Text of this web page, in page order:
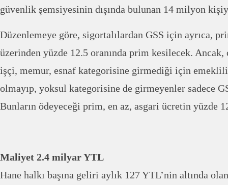
güvenlik şemsiyesinin dışında bulunan 14 milyon
Düzenlemeye göre, sigortalılardan GSS için ayrıca,
üzerinden yüzde 12.5 oranında prim kesilecek.
işçi, memur, esnaf kategorisine girmediği için
olmayıp, yoksul kategorisine de girmeyenler sadece
Bunların ödeyeceği prim, en az, asgari ücretin yüzde
Maliyet 2.4 milyar YTL
Hane halkı başına geliri aylık 127 YTL’nin altında